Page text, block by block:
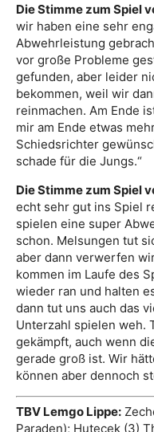
Die Stimme zum Spiel
wir haben eine sehr
Abwehrleistung
vor große Probleme
gefunden, aber leider
bekommen, weil wir
reinmachen. Am Ende
mir am Ende etwas
Schiedsrichter
schade für die Jungs.“
Die Stimme zum Spiel
echt sehr gut ins Spiel
spielen eine super
schon. Melsungen tut
aber dann verwerfen
kommen im Laufe des
wieder ran und halten
dann tut uns auch das
Unterzahl spielen weh.
gekämpft, auch wenn
gerade groß ist. Wir
können aber dennoch
TBV Lemgo Lippe:
Paraden); Hutecek (3)